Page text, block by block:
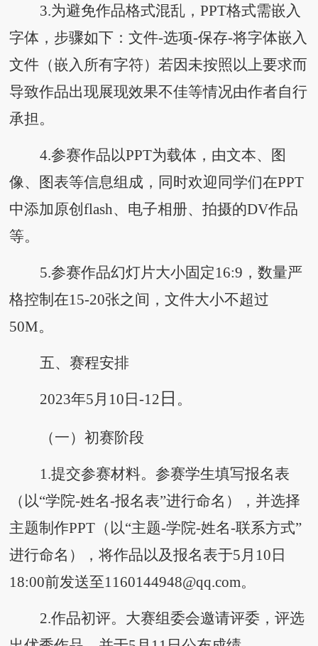
3.为避免作品格式混乱，PPT格式需嵌入
字体，步骤如下：文件-选项-保存-将字体嵌入
文件（嵌入所有字符）若因未按照以上要求而
导致作品出现展现效果不佳等情况由作者自行
承担。
4.参赛作品以PPT为载体，由文本、图
像、图表等信息组成，同时欢迎同学们在PPT
中添加原创flash、电子相册、拍摄的DV作品
等。
5.参赛作品幻灯片大小固定16:9，数量严
格控制在15-20张之间，文件大小不超过
50M。
五、赛程安排
2023年5月10日-12 日 。
（一）初赛阶段
1.提交参赛材料。参赛学生填写报名表
（以“学院-姓名-报名表”进行命名），并选择
主题制作PPT（以“主题-学院-姓名-联系方式”
进行命名），将作品以及报名表于5月10日
18:00前发送至1160144948@qq.com。
2.作品初评。大赛组委会邀请评委，评选